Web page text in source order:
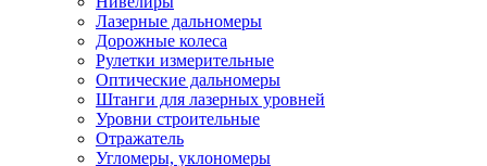
Лазерные дальномеры
Дорожные колеса
Рулетки измерительные
Оптические дальномеры
Штанги для лазерных уровней
Уровни строительные
Отражатель
Угломеры, уклономеры